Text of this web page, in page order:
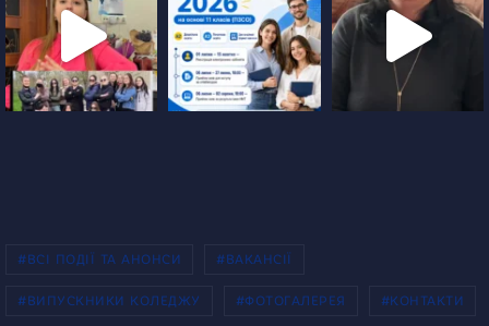
#ВСІ ПОДІЇ ТА АНОНСИ #ВАКАНСІЇ
#ВИПУСКНИКИ КОЛЕДЖУ #ФОТОГАЛЕРЕЯ #КОНТАКТИ